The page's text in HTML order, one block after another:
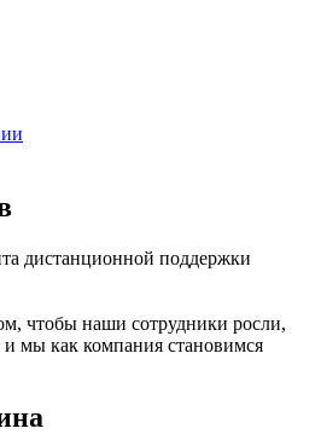
дистанционной поддержки
чтобы наши сотрудники росли,
мы как компания становимся